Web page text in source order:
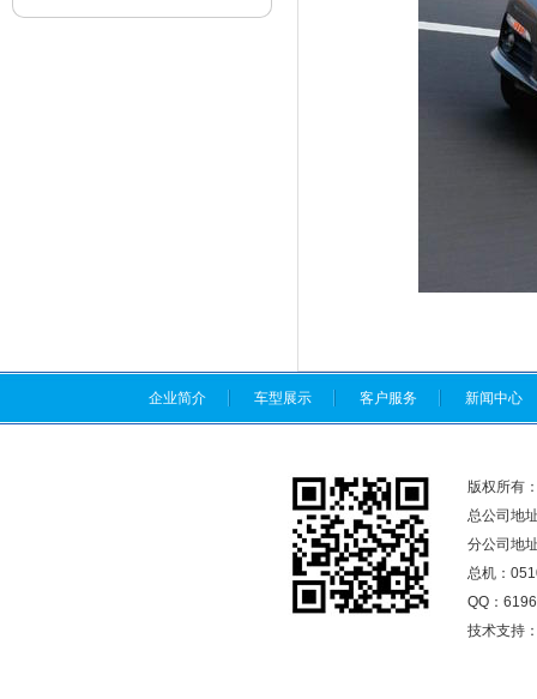
企业简介 车型展示 客户服务 新闻中心
版权所有
总公司地
分公司地
总机：
QQ：
技术支持